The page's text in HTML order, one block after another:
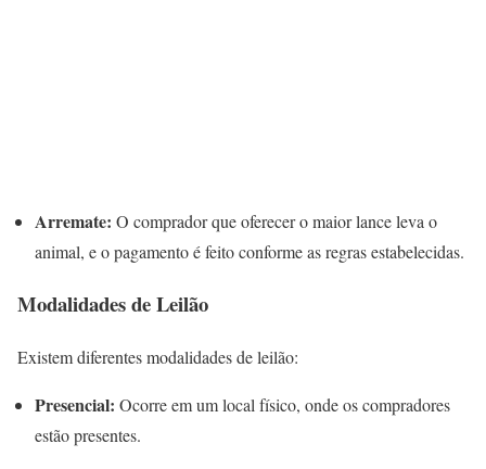
Arremate: O comprador que oferecer o maior lance leva o
animal, e o pagamento é feito conforme as regras estabelecidas.
Modalidades de Leilão
Existem diferentes modalidades de leilão:
Presencial: Ocorre em um local físico, onde os compradores
estão presentes.